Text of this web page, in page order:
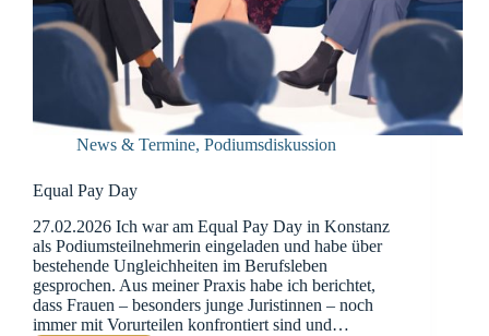
News & Termine, Podiumsdiskussion
Equal Pay Day
27.02.2026 Ich war am Equal Pay Day in Konstanz
als Podiumsteilnehmerin eingeladen und habe über
bestehende Ungleichheiten im Berufsleben
gesprochen. Aus meiner Praxis habe ich berichtet,
dass Frauen – besonders junge Juristinnen – noch
immer mit Vorurteilen konfrontiert sind und…